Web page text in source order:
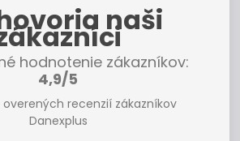
naši
hodnotenie zákazníkov:
4,9/5
overených recenzií zákazníkov
Danexplus